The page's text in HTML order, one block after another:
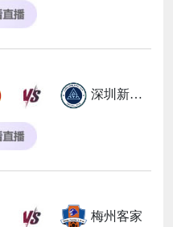
深圳新鹏城
梅州客家